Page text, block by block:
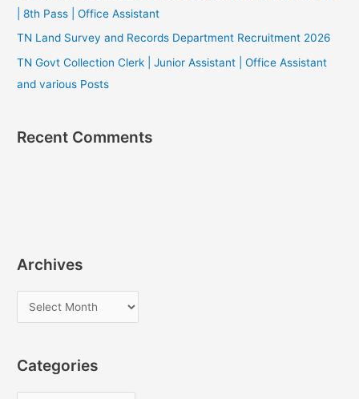
| 8th Pass | Office Assistant
TN Land Survey and Records Department Recruitment 2026
TN Govt Collection Clerk | Junior Assistant | Office Assistant
and various Posts
Recent Comments
Archives
r
h
Categories